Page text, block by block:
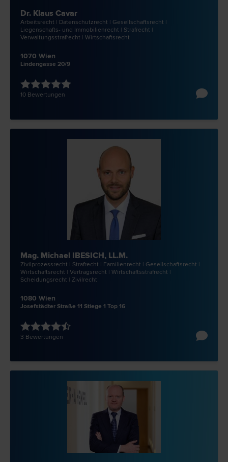
Dr. Klaus Cavar
Arbeits­recht | Datenschutz­recht | Gesellschafts­recht |
Liegenschafts- und Immobilien­recht | Straf­recht |
Verwaltungsstraf­recht | Wirtschafts­recht
1070 Wien
Lindengasse 20/9
10 Bewertungen
Mag. Michael IBESICH, LL.M.
Zivilprozess­recht | Straf­recht | Familien­recht | Gesellschafts­recht |
Wirtschafts­recht | Vertrags­recht | Wirtschaftsstraf­recht |
Scheidungs­recht | Zivil­recht
1080 Wien
Josefstädter Straße 11 Stiege 1 Top 16
3 Bewertungen